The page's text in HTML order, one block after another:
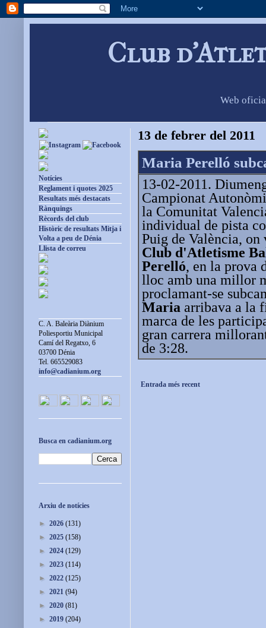
Club
Web
13 de febrer del 2011
Maria Perelló
13-02-2011.
Campionat
la Comunitat
individual de pista
Puig de València,
Club d'Atletisme
Perelló, en la prova
lloc amb una millor
proclamant-se
Maria arribava a la
marca de les
gran carrera
de 3:28.
Entrada més recent
Notícies
Reglament i quotes 2025
Resultats més destacats
Rànquings
Rècords del club
Històric de resultats Mitja i
Volta a peu de Dénia
Llista de correu
C. A. Baleària Diànium
Poliesportiu Municipal
Camí del Regatxo, 6
03700 Dénia
Tel. 665529083
info@cadianium.org
Busca en cadianium.org
Arxiu de notícies
► 2026 (131)
► 2025 (158)
► 2024 (129)
► 2023 (114)
► 2022 (125)
► 2021 (94)
► 2020 (81)
► 2019 (204)